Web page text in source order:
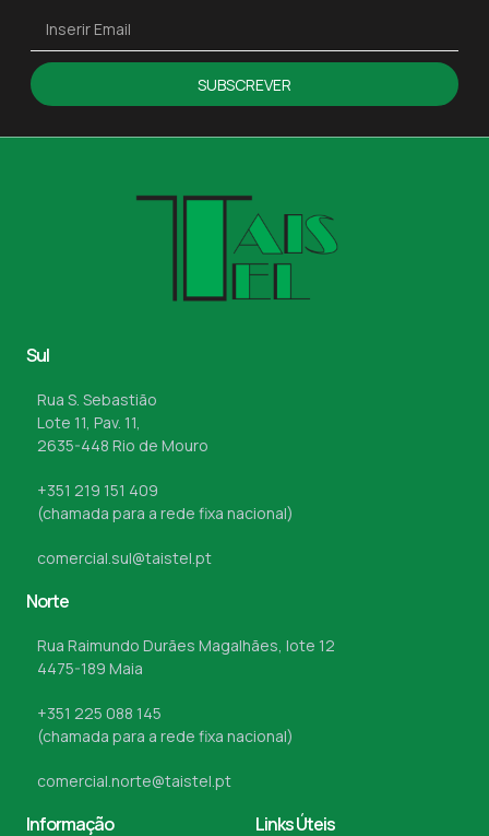
SUBSCREVER
Sul
Rua S. Sebastião
Lote 11, Pav. 11,
2635-448 Rio de Mouro
+351 219 151 409
(chamada para a rede fixa nacional)
comercial.sul@taistel.pt
Norte
Rua Raimundo Durães Magalhães, lote 12
4475-189 Maia
+351 225 088 145
(chamada para a rede fixa nacional)
comercial.norte@taistel.pt
Informação Links Úteis